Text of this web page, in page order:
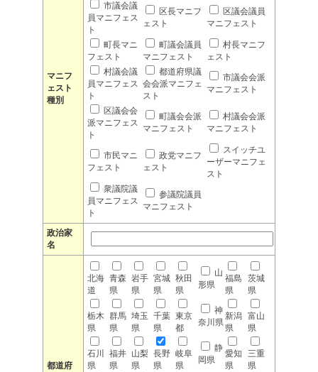
マニフ
ェスト
種別
市議会議
員マニフェス
ト
区長マニフ
ェスト
区議会議員
マニフェスト
町長マニ
フェスト
町議会議員
マニフェスト
村長マニフ
ェスト
村議会議
員マニフェス
ト
都道府県議
会会派マニフェ
スト
市議会会派
マニフェスト
区議会会
派マニフェス
ト
町議会会派
マニフェスト
村議会会派
マニフェスト
市民マニ
フェスト
政党マニフ
ェスト
スイッチユ
ーザーマニフェ
スト
衆議院議
員マニフェス
ト
参議院議員
マニフェスト
政治家
名
都道府
北海
道
青森
県
岩手
県
宮城
県
秋田
県
山
形県
福島
県
茨城
県
栃木
県
群馬
県
埼玉
県
千葉
県
東京
都
神
奈川県
新潟
県
富山
県
石川
県
福井
県
山梨
県
長野
県
岐阜
県
静
岡県
愛知
県
三重
県